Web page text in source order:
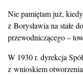
Nie pamiętam już,
z Borysławia na stałe
przewodniczącego –
W 1930 r. dyrekcja
z wnioskiem